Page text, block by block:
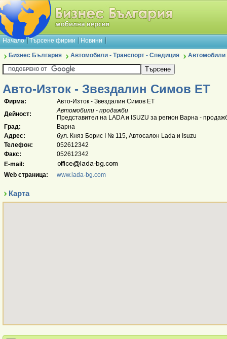
Начало Търсене фирми Новини
Бизнес България Автомобили - Транспорт - Спедиция Автомобили
Авто-Изток - Звездалин Симов ЕТ
Фирма:
Авто-Изток - Звездалин Симов ЕТ
Дейност:
Автомобили - продажби
Представител на LADA и ISUZU за регион Варна -
Град:
Варна
Адрес:
бул. Княз Борис I № 115, Автосалон Lada и Isuzu
Телефон:
052612342
Факс:
052612342
E-mail:
Web страница:
www.lada-bg.com
Карта